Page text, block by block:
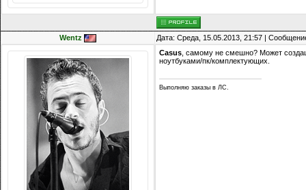
Wentz Дата: Среда, 15.05.2013, 21:57 |
Casus , самому не смешно? Может
ноутбуками/пк/комплектующих.
Выполняю заказы в ЛС.